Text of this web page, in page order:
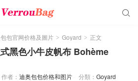

包官网价格及圖片 > Goyard > 正文
黑色小牛皮帆布 Bohème
作者： 迪奥包包价格和图片 分類： Goyard